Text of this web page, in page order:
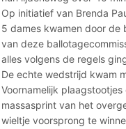
Op initiatief van Brenda
5 dames kwamen door de
van deze
alles volgens de regels
De echte wedstrijd kwam
Voornamelijk
massasprint van het
wieltje voorsprong te